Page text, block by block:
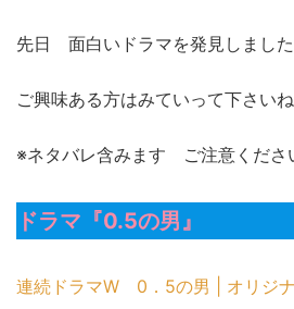
先日 面白いドラマを発見しました
ご興味ある方はみていって下さいね
※ネタバレ含みます ご注意くださ
ドラマ『0.5の男』
連続ドラマW 0．5の男 | オリジ